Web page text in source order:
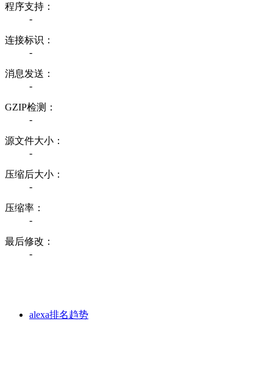
程序支持：
-
连接标识：
-
消息发送：
-
GZIP检测：
-
源文件大小：
-
压缩后大小：
-
压缩率：
-
最后修改：
-
alexa排名趋势